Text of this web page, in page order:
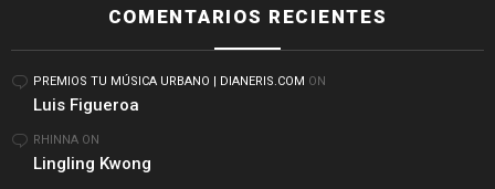
COMENTARIOS RECIENTES
PREMIOS TU MÚSICA URBANO | DIANERIS.COM ON
Luis Figueroa
RHINNA ON
Lingling Kwong